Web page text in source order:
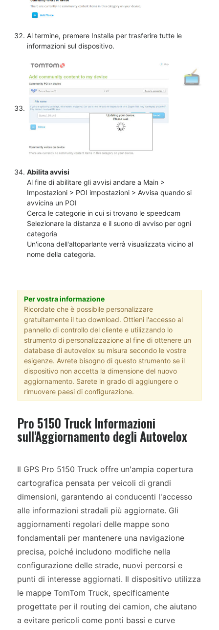
Al termine, premere Installa per trasferire tutte le
informazioni sul dispositivo.
Abilita avvisi
Al fine di abilitare gli avvisi andare a Main >
Impostazioni > POI impostazioni > Avvisa quando si
avvicina un POI
Cerca le categorie in cui si trovano le speedcam
Selezionare la distanza e il suono di avviso per ogni
categoria
Un'icona dell'altoparlante verrà visualizzata vicino al
nome della categoria.
Per vostra informazione
Ricordate che è possibile personalizzare
gratuitamente il tuo download. Ottieni l'accesso al
pannello di controllo del cliente e utilizzando lo
strumento di personalizzazione al fine di ottenere un
database di autovelox su misura secondo le vostre
esigenze. Avrete bisogno di questo strumento se il
dispositivo non accetta la dimensione del nuovo
aggiornamento. Sarete in grado di aggiungere o
rimuovere paesi di configurazione.
Pro 5150 Truck Informazioni
sull'Aggiornamento degli Autovelox
Il GPS Pro 5150 Truck offre un'ampia copertura
cartografica pensata per veicoli di grandi
dimensioni, garantendo ai conducenti l'accesso
alle informazioni stradali più aggiornate. Gli
aggiornamenti regolari delle mappe sono
fondamentali per mantenere una navigazione
precisa, poiché includono modifiche nella
configurazione delle strade, nuovi percorsi e
punti di interesse aggiornati. Il dispositivo utilizza
le mappe TomTom Truck, specificamente
progettate per il routing dei camion, che aiutano
a evitare pericoli come ponti bassi e curve